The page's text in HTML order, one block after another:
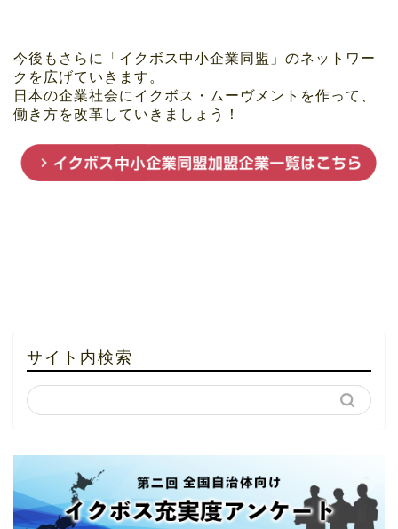
今後もさらに「イクボス中小企業同盟」のネットワー
クを広げていきます。
日本の企業社会にイクボス・ムーヴメントを作って、
働き方を改革していきましょう！
サイト内検索